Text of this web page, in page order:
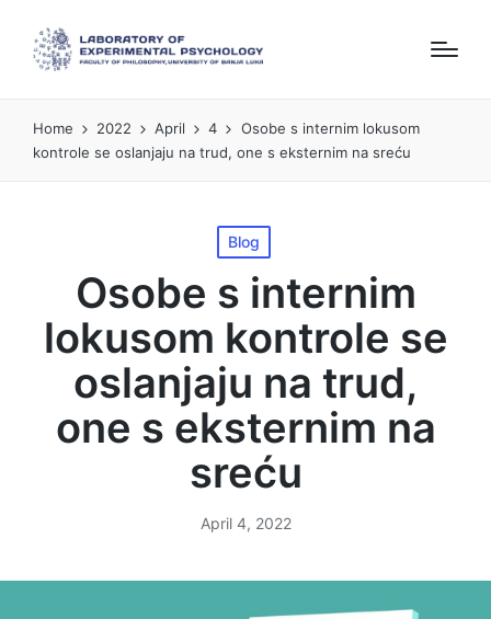
Home 2022 April 4
Osobe s internim lokusom
kontrole se oslanjaju na trud, one s eksternim na sreću
Posted
in
Blog
Osobe s internim
lokusom kontrole se
oslanjaju na trud,
one s eksternim na
sreću
April 4, 2022